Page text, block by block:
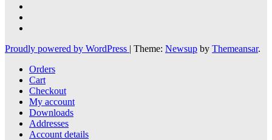
Proudly powered by WordPress | Theme: Newsup by Themeansar.
Orders
Cart
Checkout
My account
Downloads
Addresses
Account details